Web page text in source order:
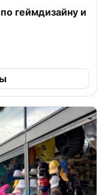
геймдизайну и